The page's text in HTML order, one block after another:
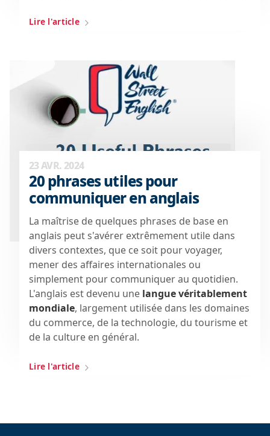
Lire l'article
23 AVR. 2024
20 phrases utiles pour
communiquer en anglais
La maîtrise de quelques phrases de base en
anglais peut s'avérer extrêmement utile dans
divers contextes, que ce soit pour voyager,
mener des affaires internationales ou
simplement pour communiquer au quotidien.
L'anglais est devenu une langue véritablement
mondiale, largement utilisée dans les domaines
du commerce, de la technologie, du tourisme et
de la culture en général.
Lire l'article